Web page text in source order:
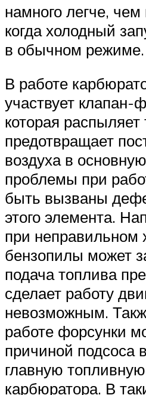
намного легче,
когда холодный
в обычном режиме.
В работе
участвует клапан-
которая распыляет
предотвращает
воздуха в
проблемы при
быть вызваны
этого элемента.
при неправильном
бензопилы может
подача топлива
сделает работу
невозможным.
работе форсунки
причиной подсоса
главную
карбюратора. В